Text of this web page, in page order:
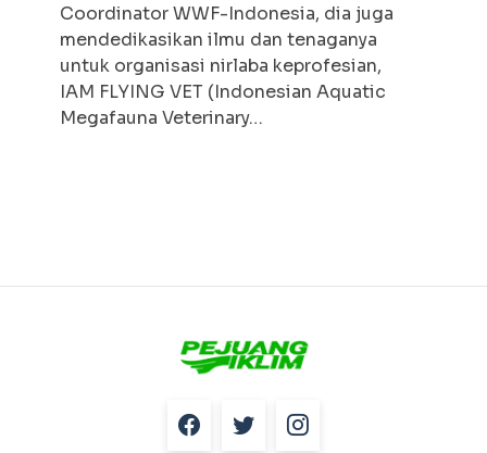
Coordinator WWF-Indonesia, dia juga
mendedikasikan ilmu dan tenaganya
untuk organisasi nirlaba keprofesian,
IAM FLYING VET (Indonesian Aquatic
Megafauna Veterinary…